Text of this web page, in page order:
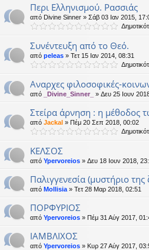
Περι Ελληνισμού. Ρασσιάς
από Divine Sinner » Σάβ 03 Ιαν 2015,
Συνέντευξη από το Θεό.
από peleas » Τετ 15 Ιαν 2014, 08:31
Αναρχες φιλοσοφικές-
από _Divine_Sinner_ » Δευ 25 Ιουν
Στείρα άρνηση : η μέθοδος
από Jackal » Πέμ 20 Σεπ 2018, 00:02
ΚΕΛΣΟΣ
από Ypervoreios » Δευ 18 Ιουν 2018,
Παλιγγενεσία (μυστήριο
από Mollisia » Τετ 28 Μαρ 2018, 02:51
ΠΟΡΦΥΡΙΟΣ
από Ypervoreios » Πέμ 31 Αύγ 2017,
ΙΑΜΒΛΙΧΟΣ
από Ypervoreios » Κυρ 27 Αύγ 2017,